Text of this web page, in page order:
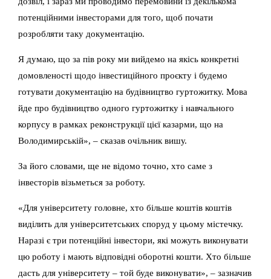
потенційними інвесторами для того, щоб почати
розробляти таку документацію.
Я думаю, що за пів року ми вийдемо на якісь конкретні
домовленості щодо інвестиційного проєкту і будемо
готувати документацію на будівництво гуртожитку. Мова
йде про будівництво одного гуртожитку і навчального
корпусу в рамках реконструкції цієї казарми, що на
Володимирській», – сказав очільник вишу.
За його словами, ще не відомо точно, хто саме з
інвесторів візьметься за роботу.
«Для університету головне, хто більше коштів коштів
виділить для університетських споруд у цьому містечку.
Наразі є три потенційні інвестори, які можуть виконувати
цю роботу і мають відповідні оборотні кошти. Хто більше
дасть для університету – той буде виконувати», – зазначив